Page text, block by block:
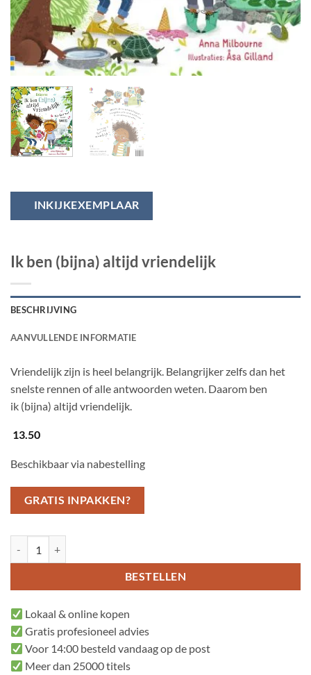
INKIJKEXEMPLAAR
Ik ben (bijna) altijd vriendelijk
BESCHRIJVING
AANVULLENDE INFORMATIE
Vriendelijk zijn is heel belangrijk. Belangrijker zelfs dan het
snelste rennen of alle antwoorden weten. Daarom ben
ik (bijna) altijd vriendelijk.
13.50
Beschikbaar via nabestelling
GRATIS INPAKKEN?
BESTELLEN
Lokaal & online kopen
Gratis profesioneel advies
Voor 14:00 besteld vandaag op de post
Meer dan 25000 titels